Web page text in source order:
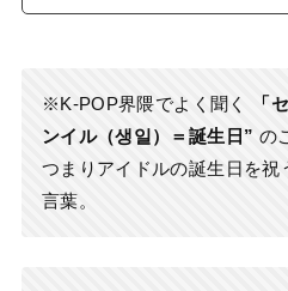
※K-POP界隈でよく聞く 「
ンイル（생일）＝誕生日” の
つまりアイドルの誕生日を祝
言葉。